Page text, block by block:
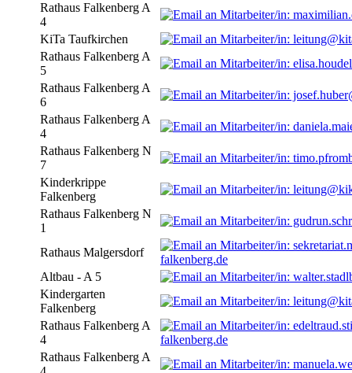
Rathaus Falkenberg A
4
KiTa Taufkirchen
Rathaus Falkenberg A
5
Rathaus Falkenberg A
6
Rathaus Falkenberg A
4
Rathaus Falkenberg N
7
Kinderkrippe
Falkenberg
Rathaus Falkenberg N
1
Rathaus Malgersdorf
falkenberg.de
Altbau - A 5
Kindergarten
Falkenberg
Rathaus Falkenberg A
4
falkenberg.de
Rathaus Falkenberg A